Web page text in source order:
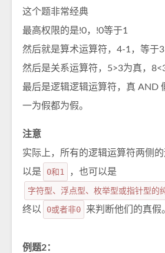
这个题非常经典
最高权限的是!0，!0等于1
然后就是算术运算符，4-1，等于3
然后是关系运算符，5>3为真，
最后是逻辑逻辑运算符，真 AND
一为假都为假。
注意
实际上，所有的逻辑运算符两侧的
以是
0和1
，也可以是
字符型、浮点型、枚举型或指针型的
终以
0或者非0 来判断他们的真假
例题2：